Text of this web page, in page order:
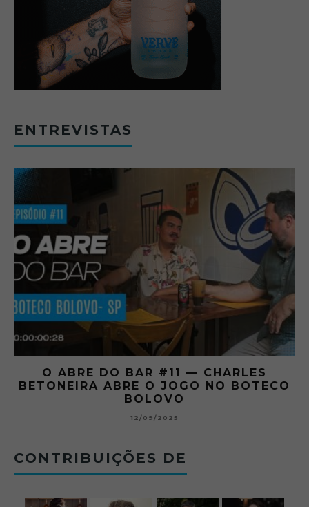
ENTREVISTAS
O ABRE DO BAR #11 — CHARLES
BETONEIRA ABRE O JOGO NO BOTECO
BOLOVO
12/09/2025
CONTRIBUIÇÕES DE